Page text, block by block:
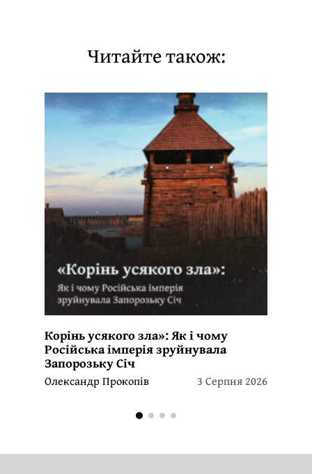
Читайте також:
Корінь усякого зла»: Як і чому
Російська імперія зруйнувала
Запорозьку Січ
Олександр Прокопів 3 Серпня 2026